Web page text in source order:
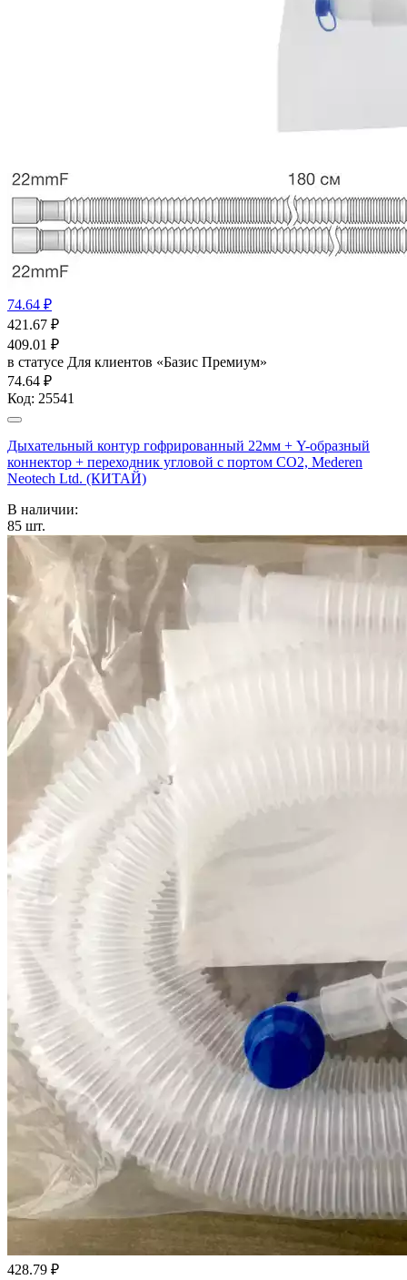
74.64 ₽
421.67 ₽
409.01 ₽
в статусе Для клиентов «Базис Премиум»
74.64 ₽
Код: 25541
Дыхательный контур гофрированный 22мм + Y-образный
коннектор + переходник угловой с портом СО2, Mederen
Neotech Ltd. (КИТАЙ)
В наличии:
85 шт.
428.79 ₽